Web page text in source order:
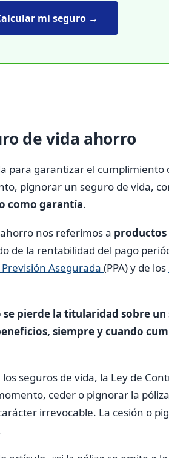
mi seguro →
de vida ahorro
para garantizar el cumplimiento
pignorar un seguro de vida,
como garantía.
nos referimos a productos
de la rentabilidad del pago
Asegurada (PPA) y de los
se pierde la titularidad sobre
siempre y cuando
seguros de vida, la Ley de
ceder o pignorar la
irrevocable. La cesión o